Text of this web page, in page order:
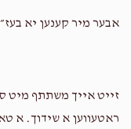
אבער מיר קענען יא
זייט אייך משתתף מיט
ראטעווען א שידוך. א